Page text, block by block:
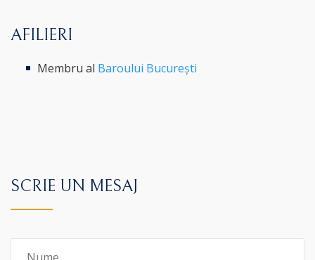
AFILIERI
Membru al Baroului București
SCRIE UN MESAJ